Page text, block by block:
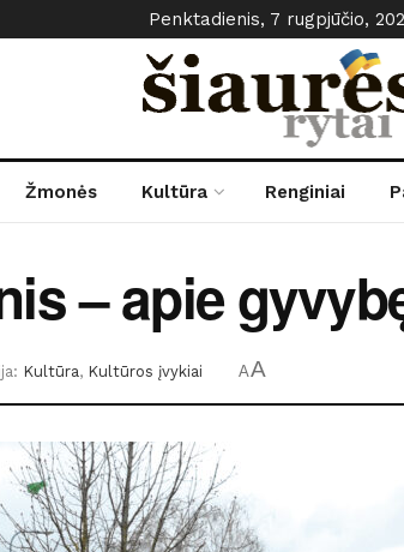
Penktadienis, 7 rugpjūčio,
Žmonės Kultūra Renginiai
– apie
Kultūra, Kultūros įvykiai AA